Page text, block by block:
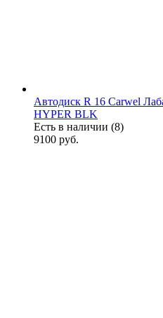
Автодиск R 16 Carwel
HYPER BLK
Есть в наличии (8)
9100 руб.